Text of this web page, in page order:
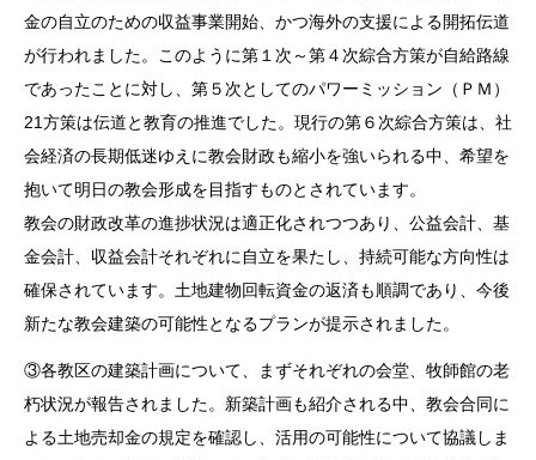
金の自立のための収益事業開始、かつ海外の支援による開拓伝道
が行われました。このように第１次～第４次綜合方策が自給路線
であったことに対し、第５次としてのパワーミッション（ＰＭ）
21方策は伝道と教育の推進でした。現行の第６次綜合方策は、社
会経済の長期低迷ゆえに教会財政も縮小を強いられる中、希望を
抱いて明日の教会形成を目指すものとされています。
教会の財政改革の進捗状況は適正化されつつあり、公益会計、基
金会計、収益会計それぞれに自立を果たし、持続可能な方向性は
確保されています。土地建物回転資金の返済も順調であり、今後
新たな教会建築の可能性となるプランが提示されました。
③各教区の建築計画について、まずそれぞれの会堂、牧師館の老
朽状況が報告されました。新築計画も紹介される中、教会合同に
よる土地売却金の規定を確認し、活用の可能性について協議しま